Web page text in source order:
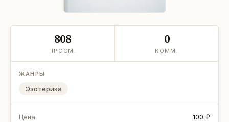
808
ПРОСМ.
0
КОММ.
ЖАНРЫ
Эзотерика
Цена
100 ₽